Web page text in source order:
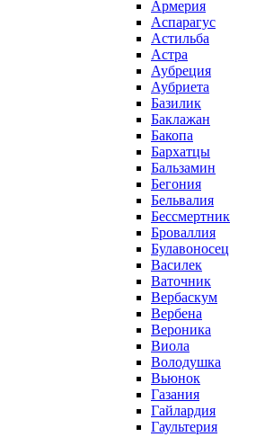
Армерия
Аспарагус
Астильба
Астра
Аубреция
Аубриета
Базилик
Баклажан
Бакопа
Бархатцы
Бальзамин
Бегония
Бельвалия
Бессмертник
Броваллия
Булавоносец
Василек
Ваточник
Вербаскум
Вербена
Вероника
Виола
Володушка
Вьюнок
Газания
Гайлардия
Гаультерия